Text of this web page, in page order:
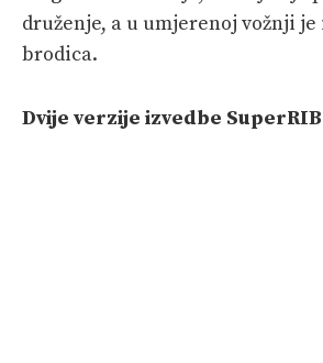
druženje, a u umjerenoj vožnji
brodica.
Dvije verzije izvedbe